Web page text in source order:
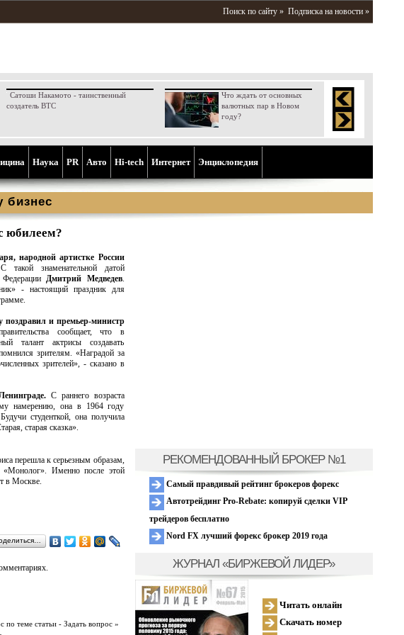
Поиск по сайту » Подписка на новости »
Сатоши Накамото - таинственный
создатель BTC
Что ждать от основных
валютных пар в Новом
году?
Наука PR Aвто Hi-tech Интернет Энциклопедия
бизнес
юбилеем?
народной артистке России
С такой знаменательной датой
Дмитрий Медведев.
- настоящий праздник для
поздравил и премьер-министр
сообщает, что в
талант актрисы создавать
зрителям. «Наградой за
зрителей», - сказано в
С раннего возраста
намерению, она в 1964 году
студенткой, она получила
старая сказка».
перешла к серьезным образам,
Именно после этой
в Москве.
по теме статьи - Задать вопрос »
РЕКОМЕНДОВАННЫЙ БРОКЕР №1
Самый правдивый рейтинг брокеров форекс
Автотрейдинг Pro-Rebate: копируй сделки VIP
трейдеров бесплатно
Nord FX лучший форекс брокер 2019 года
ЖУРНАЛ «БИРЖЕВОЙ ЛИДЕР»
Читать онлайн
Скачать номер